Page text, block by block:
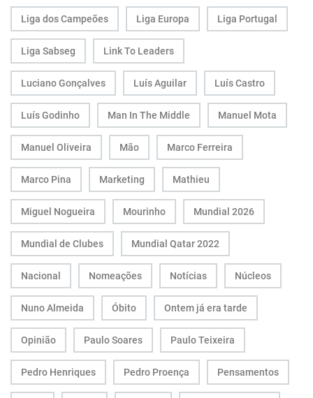
Liga dos Campeões Liga Europa Liga Portugal
Liga Sabseg Link To Leaders
Luciano Gonçalves Luís Aguilar Luís Castro
Luís Godinho Man In The Middle Manuel Mota
Manuel Oliveira Mão Marco Ferreira
Marco Pina Marketing Mathieu
Miguel Nogueira Mourinho Mundial 2026
Mundial de Clubes Mundial Qatar 2022
Nacional Nomeações Notícias Núcleos
Nuno Almeida Óbito Ontem já era tarde
Opinião Paulo Soares Paulo Teixeira
Pedro Henriques Pedro Proença Pensamentos